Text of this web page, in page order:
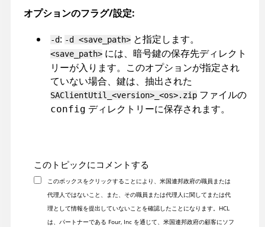
オプションのフラグ/設定:
-d: -d <save_path> と指定します。
<save_path> には、暗号鍵の保存先ディレクト
リーが入ります。このオプションが指定され
ていない場合、鍵は、抽出された
SAClientUtil_<version>_<os>.zip ファイルの
config ディレクトリーに保存されます。
このトピックにコメントする
このボックスをクリックすることにより、米国連邦政府の職員または
代理人ではないこと、また、その職員または代理人に関してまたは代
理として情報を提出していないことを確認したことになります。HCL
は、パートナーである Four, Inc を通じて、米国連邦政府の顧客にソフ